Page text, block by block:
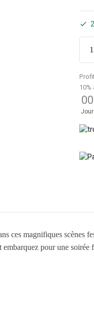
10%
00
Jour
ces magnifiques scènes
pour une soirée